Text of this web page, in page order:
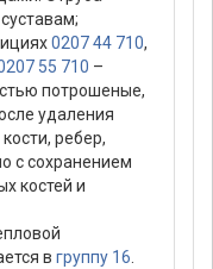
0207 44 710,
55 710 –
потрошеные,
удаления
ребер,
с сохранением
костей и
в группу 16